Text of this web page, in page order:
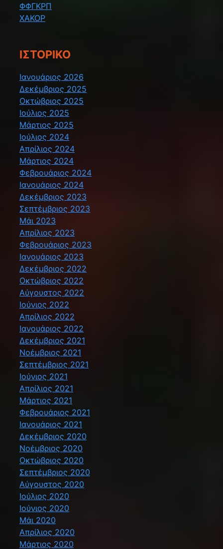
ΦΦΓΚΡΠ
ΧΑΚΟΡ
ΙΣΤΟΡΙΚΌ
Ιανουάριος 2026
Δεκέμβριος 2025
Οκτώβριος 2025
Ιούλιος 2025
Μάρτιος 2025
Ιούλιος 2024
Απρίλιος 2024
Μάρτιος 2024
Φεβρουάριος 2024
Ιανουάριος 2024
Δεκέμβριος 2023
Σεπτέμβριος 2023
Μάι 2023
Απρίλιος 2023
Φεβρουάριος 2023
Ιανουάριος 2023
Δεκέμβριος 2022
Οκτώβριος 2022
Αύγουστος 2022
Ιούνιος 2022
Απρίλιος 2022
Ιανουάριος 2022
Δεκέμβριος 2021
Νοέμβριος 2021
Σεπτέμβριος 2021
Ιούνιος 2021
Απρίλιος 2021
Μάρτιος 2021
Φεβρουάριος 2021
Ιανουάριος 2021
Δεκέμβριος 2020
Νοέμβριος 2020
Οκτώβριος 2020
Σεπτέμβριος 2020
Αύγουστος 2020
Ιούλιος 2020
Ιούνιος 2020
Μάι 2020
Απρίλιος 2020
Μάρτιος 2020